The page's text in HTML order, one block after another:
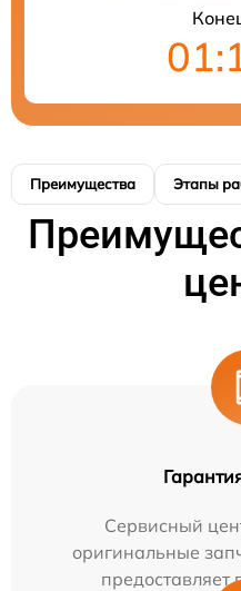
Преимущества Этапы
Сервисный
оригинальные
предоставляет